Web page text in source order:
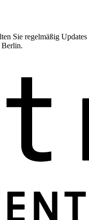
Sie regelmäßig
Berlin.